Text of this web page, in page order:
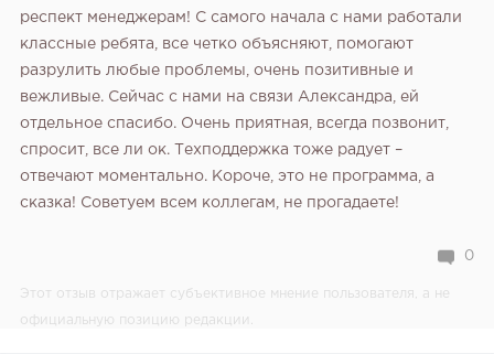
респект менеджерам! С самого начала с нами работали
классные ребята‚ все четко объясняют‚ помогают
разрулить любые проблемы‚ очень позитивные и
вежливые. Сейчас с нами на связи Александра‚ ей
отдельное спасибо. Очень приятная‚ всегда позвонит‚
спросит‚ все ли ок. Техподдержка тоже радует –
отвечают моментально. Короче‚ это не программа‚ а
сказка! Советуем всем коллегам‚ не прогадаете!
0
Этот отзыв отражает субъективное мнение пользователя, а не
официальную позицию редакции.